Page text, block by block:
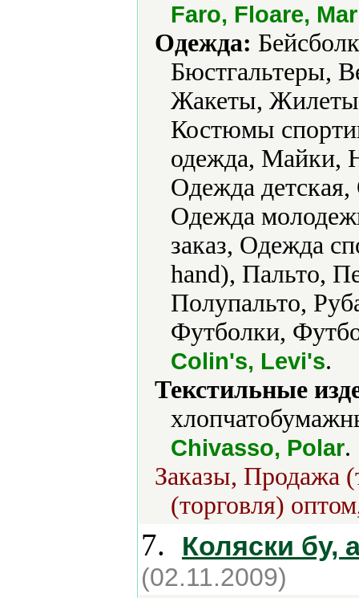
Faro, Floare,
Одежда:
Бюстгальтеры,
Жакеты,
Костюмы
одежда, Майки,
Одежда
Одежда
заказ, Одежда
hand), Пальто,
Полупальто,
Футболки,
Colin's, Levi's.
Текстильные
Chivasso, Polar.
Заказы, Продажа
(торговля)
7. Коляски бу,
(02.11.2009)